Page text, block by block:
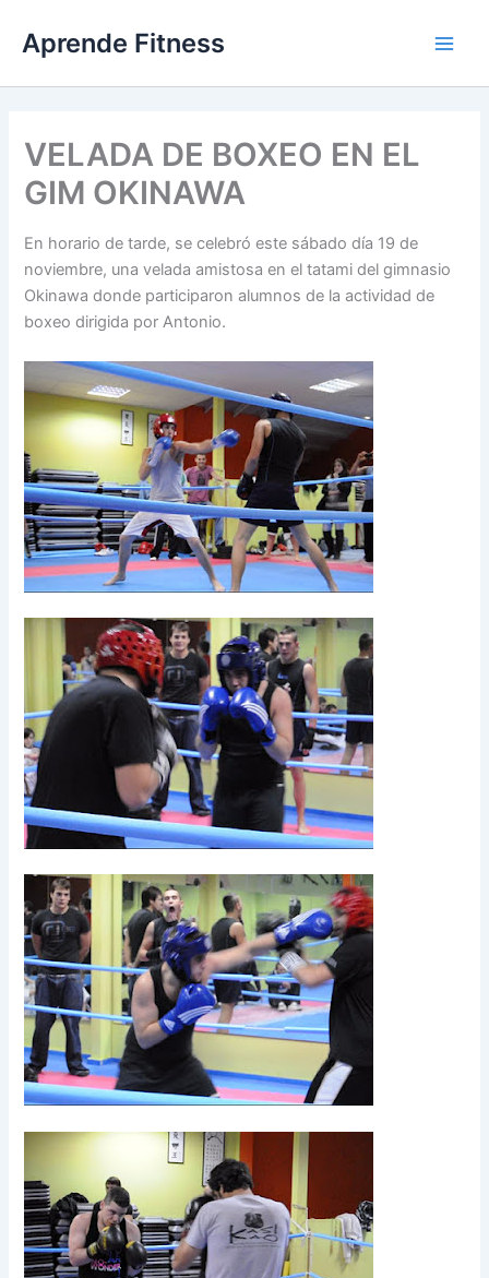
contenido
Aprende Fitness
VELADA DE BOXEO EN EL
GIM OKINAWA
En horario de tarde, se celebró este sábado día 19 de
noviembre, una velada amistosa en el tatami del gimnasio
Okinawa donde participaron alumnos de la actividad de
boxeo dirigida por Antonio.